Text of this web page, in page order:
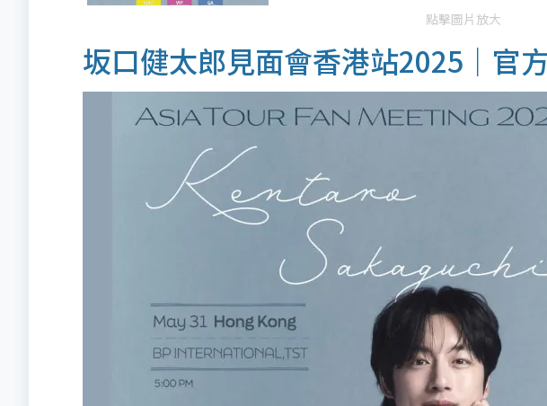
點擊圖片放大
坂口健太郎見面會香港站2025｜官